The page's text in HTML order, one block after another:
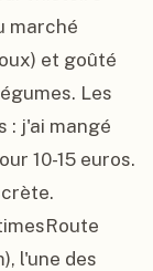
marché
et goûté
Les
: j'ai mangé
10-15 euros.
l'une des